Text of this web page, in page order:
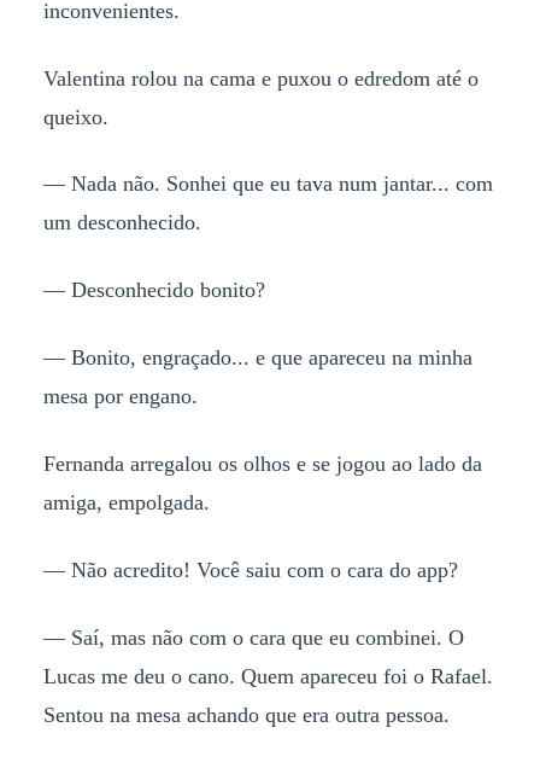
inconvenientes.
Valentina rolou na cama e puxou o edredom até o
queixo.
— Nada não. Sonhei que eu tava num jantar... com
um desconhecido.
— Desconhecido bonito?
— Bonito, engraçado... e que apareceu na minha
mesa por engano.
Fernanda arregalou os olhos e se jogou ao lado da
amiga, empolgada.
— Não acredito! Você saiu com o cara do app?
— Saí, mas não com o cara que eu combinei. O
Lucas me deu o cano. Quem apareceu foi o Rafael.
Sentou na mesa achando que era outra pessoa.